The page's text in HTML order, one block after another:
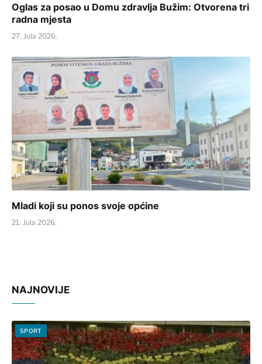
Oglas za posao u Domu zdravlja Bužim: Otvorena tri
radna mjesta
27. Jula 2026.
Mladi koji su ponos svoje općine
21. Jula 2026.
NAJNOVIJE
SPORT